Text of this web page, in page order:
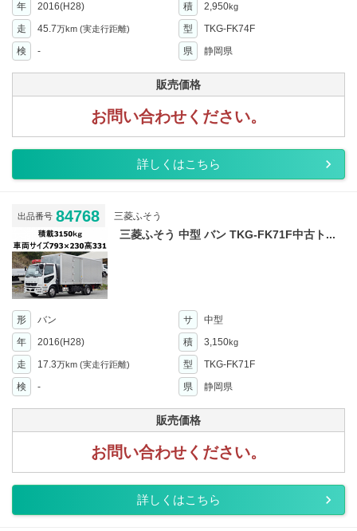
年
2016(H28) 積 2,950kg
走 45.7万km (実走行距離) 型
TKG-FK74F
検
- 県 静岡県
販売価格
お問い合わせください。
詳しくはこちら
出品番号 84768 三菱ふそう
三菱ふそう 中型 バン TKG-FK71F中古ト...
形 バン サ
中型
年
2016(H28) 積 3,150kg
走 17.3万km (実走行距離) 型
TKG-FK71F
検
- 県 静岡県
販売価格
お問い合わせください。
詳しくはこちら